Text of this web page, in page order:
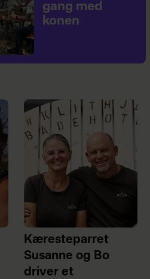
gang med
konen
Kæresteparret
Susanne og Bo
driver et